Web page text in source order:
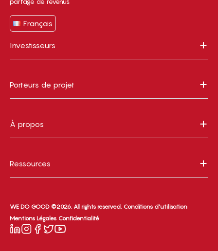
Français
Investisseurs
Porteurs de projet
À propos
Ressources
WE DO GOOD ©2026. All rights reserved. Conditions d’utilisation
Mentions Légales Confidentialité